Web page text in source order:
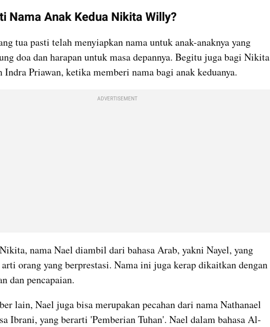
Nama Anak Kedua Nikita Willy?
tua pasti telah menyiapkan nama untuk anak-anaknya yang
doa dan harapan untuk masa depannya. Begitu juga bagi Nikita
Priawan, ketika memberi nama bagi anak keduanya.
ADVERTISEMENT
nama Nael diambil dari bahasa Arab, yakni Nayel, yang
orang yang berprestasi. Nama ini juga kerap dikaitkan dengan
dan pencapaian.
lain, Nael juga bisa merupakan pecahan dari nama Nathanael
Ibrani, yang berarti 'Pemberian Tuhan'. Nael dalam bahasa Al-